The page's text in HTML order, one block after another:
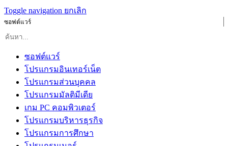
Toggle navigation ยกเลิก
ซอฟต์แวร์
ซอฟต์แวร์
โปรแกรมอินเทอร์เน็ต
โปรแกรมส่วนบุคคล
โปรแกรมมัลติมีเดีย
เกม PC คอมพิวเตอร์
โปรแกรมบริหารธุรกิจ
โปรแกรมการศึกษา